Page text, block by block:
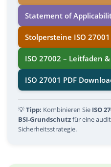
Statement of
Stolpersteine ISO 27001
ISO 27002 – Leitfaden
ISO 27001 PDF
💡Tipp: Kombinieren Sie ISO
BSI-Grundschutzfür eine
Sicherheitsstrategie.